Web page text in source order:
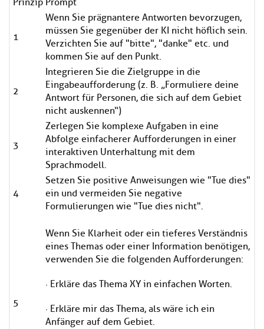
Prinzip Prompt
1
Wenn Sie prägnantere Antworten bevorzugen,
müssen Sie gegenüber der KI nicht höflich sein.
Verzichten Sie auf "bitte", "danke" etc. und
kommen Sie auf den Punkt.
2
Integrieren Sie die Zielgruppe in die
Eingabeaufforderung (z. B. „Formuliere deine
Antwort für Personen, die sich auf dem Gebiet
nicht auskennen“)
3
Zerlegen Sie komplexe Aufgaben in eine
Abfolge einfacherer Aufforderungen in einer
interaktiven Unterhaltung mit dem
Sprachmodell.
4
Setzen Sie positive Anweisungen wie "Tue dies"
ein und vermeiden Sie negative
Formulierungen wie "Tue dies nicht".
5
Wenn Sie Klarheit oder ein tieferes Verständnis
eines Themas oder einer Information benötigen,
verwenden Sie die folgenden Aufforderungen:
· Erkläre das Thema XY in einfachen Worten.
· Erkläre mir das Thema, als wäre ich ein
Anfänger auf dem Gebiet.